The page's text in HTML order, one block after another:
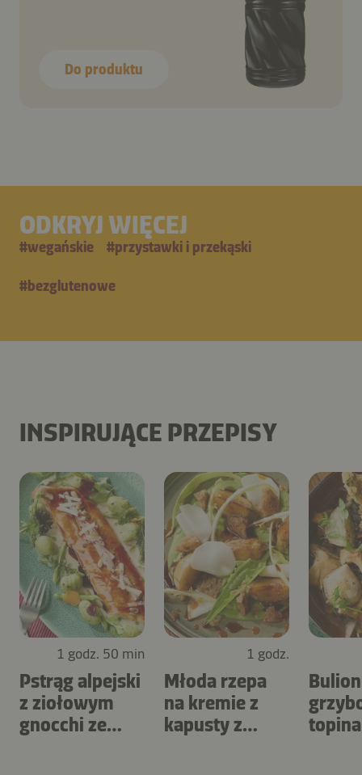
Do produktu
ODKRYJ WIĘCEJ
#wegańskie #przystawki i przekąski
#bezglutenowe
INSPIRUJĄCE PRZEPISY
1 godz. 50 min
Pstrąg alpejski
z ziołowym
gnocchi ze
1 godz.
Młoda rzepa
na kremie z
kapusty z
Bulion